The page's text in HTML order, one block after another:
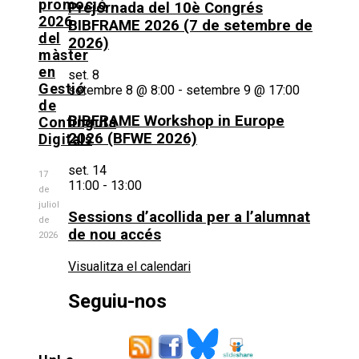
promoció
2026
del
màster
en
Gestió
de
Continguts
Digitals
17
de
juliol
de
2026
Prejornada del 10è Congrés
BIBFRAME 2026 (7 de setembre de
2026)
set. 8
setembre 8 @ 8:00 - setembre 9 @ 17:00
BIBFRAME Workshop in Europe
2026 (BFWE 2026)
set. 14
11:00 - 13:00
Sessions d’acollida per a l’alumnat
de nou accés
Visualitza el calendari
Seguiu-nos